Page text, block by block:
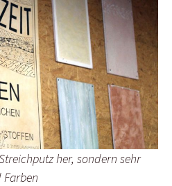
her, sondern sehr